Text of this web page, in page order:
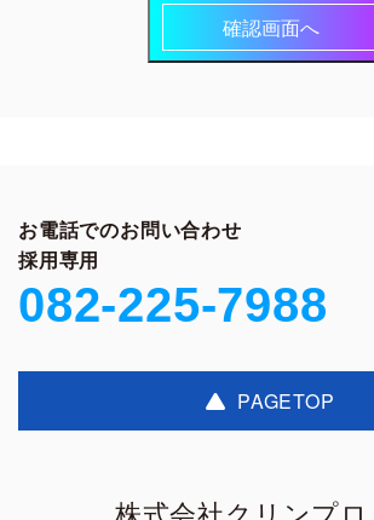
確認画面へ
株式会社クリンプロ
お電話でのお問い合わせ
採用専用
082-225-7988
PAGETOP